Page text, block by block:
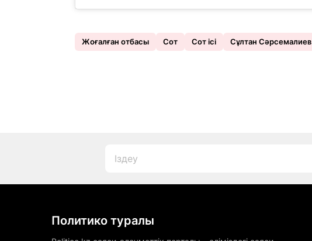
Жоғалған отбасы Сот Сот ісі Сұлтан Сәрсемалиев
Политико туралы